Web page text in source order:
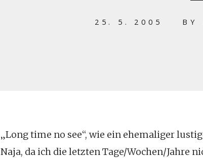
25. 5. 2005 BY
„Long time no see“, wie ein ehemaliger
Naja, da ich die letzten Tage/Wochen/Jahre